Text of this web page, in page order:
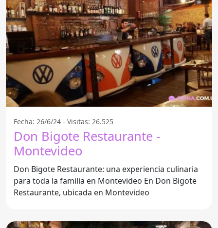
Fecha: 26/6/24 - Visitas: 26.525
Don Bigote Restaurante -
Montevideo
Don Bigote Restaurante: una experiencia culinaria
para toda la familia en Montevideo En Don Bigote
Restaurante, ubicada en Montevideo